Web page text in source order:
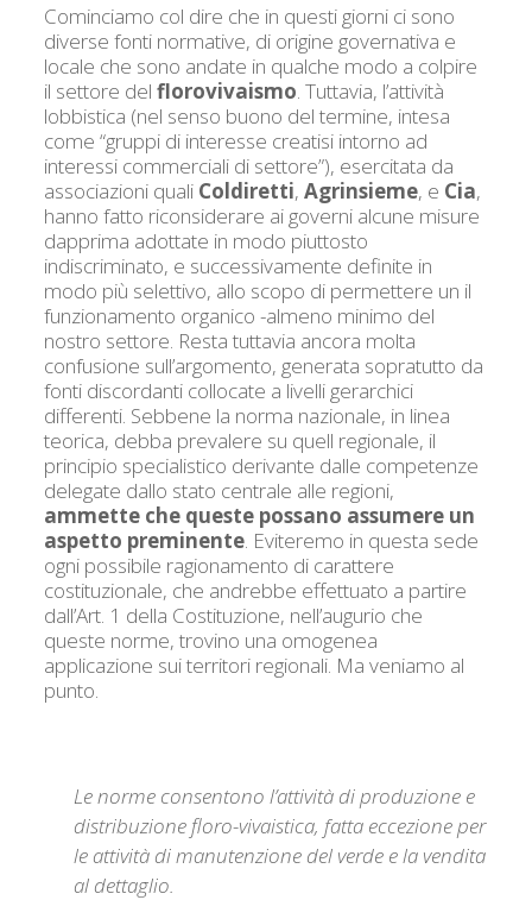
Cominciamo col dire che in questi giorni ci sono
diverse fonti normative, di origine governativa e
locale che sono andate in qualche modo a colpire
il settore del florovivaismo. Tuttavia, l’attività
lobbistica (nel senso buono del termine, intesa
come “gruppi di interesse creatisi intorno ad
interessi commerciali di settore”), esercitata da
associazioni quali Coldiretti, Agrinsieme, e Cia,
hanno fatto riconsiderare ai governi alcune misure
dapprima adottate in modo piuttosto
indiscriminato, e successivamente definite in
modo più selettivo, allo scopo di permettere un il
funzionamento organico -almeno minimo del
nostro settore. Resta tuttavia ancora molta
confusione sull’argomento, generata sopratutto da
fonti discordanti collocate a livelli gerarchici
differenti. Sebbene la norma nazionale, in linea
teorica, debba prevalere su quell regionale, il
principio specialistico derivante dalle competenze
delegate dallo stato centrale alle regioni,
ammette che queste possano assumere un
aspetto preminente. Eviteremo in questa sede
ogni possibile ragionamento di carattere
costituzionale, che andrebbe effettuato a partire
dall’Art. 1 della Costituzione, nell’augurio che
queste norme, trovino una omogenea
applicazione sui territori regionali. Ma veniamo al
punto.
Le norme consentono l’attività di produzione e
distribuzione floro-vivaistica, fatta eccezione per
le attività di manutenzione del verde e la vendita
al dettaglio.